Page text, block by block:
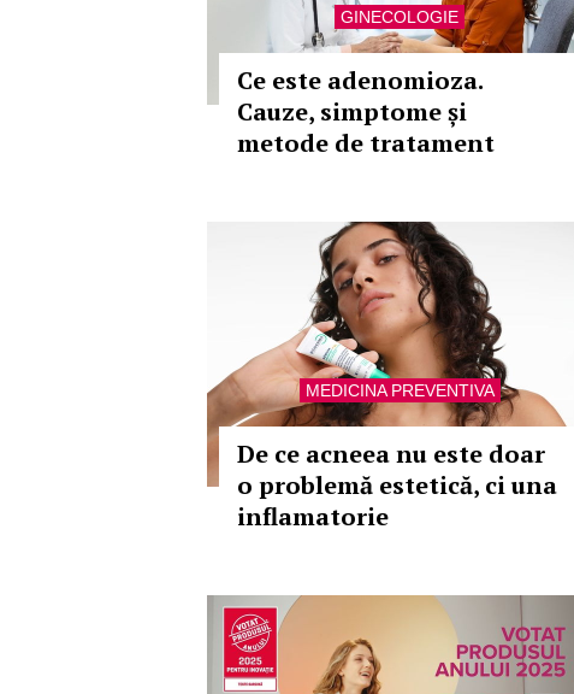
GINECOLOGIE
Ce este adenomioza.
Cauze, simptome și
metode de tratament
MEDICINA PREVENTIVA
De ce acneea nu este doar
o problemă estetică, ci una
inflamatorie